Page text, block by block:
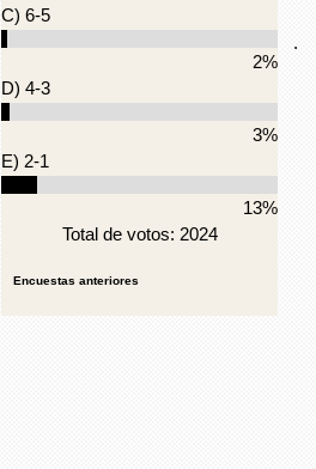
C) 6-5
2%
D) 4-3
3%
E) 2-1
13%
Total de votos: 2024
Encuestas anteriores
.